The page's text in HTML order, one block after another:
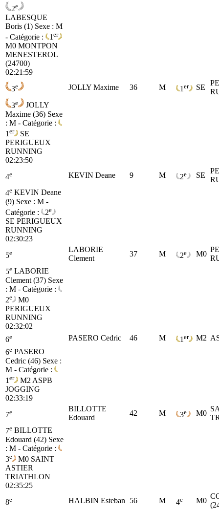
2e
LABESQUE
Boris (1) Sexe : M
- Catégorie :
1 er
M0 MONTPON
MENESTEROL
(24700)
02:21:59
3e JOLLY Maxime 36 M 1 er SE
3e
JOLLY
Maxime (36) Sexe
: M - Catégorie :
1 er
SE
PERIGUEUX
RUNNING
02:23:50
4e KEVIN Deane 9 M 2e SE
4e KEVIN Deane
(9) Sexe : M -
Catégorie :
2e
SE PERIGUEUX
RUNNING
02:30:23
5e
LABORIE
Clement
37 M 2e M0
5e LABORIE
Clement (37) Sexe
: M - Catégorie :
2e
M0
PERIGUEUX
RUNNING
02:32:02
6e PASERO Cedric 46 M 1 er M2
6e PASERO
Cedric (46) Sexe :
M - Catégorie :
1 er M2 ASPB
JOGGING
02:33:19
7e
BILLOTTE
Edouard
42 M 3e M0
7e BILLOTTE
Edouard (42) Sexe
: M - Catégorie :
3e M0 SAINT
ASTIER
TRIATHLON
02:35:25
8e HALBIN Esteban 56 M 4e M0